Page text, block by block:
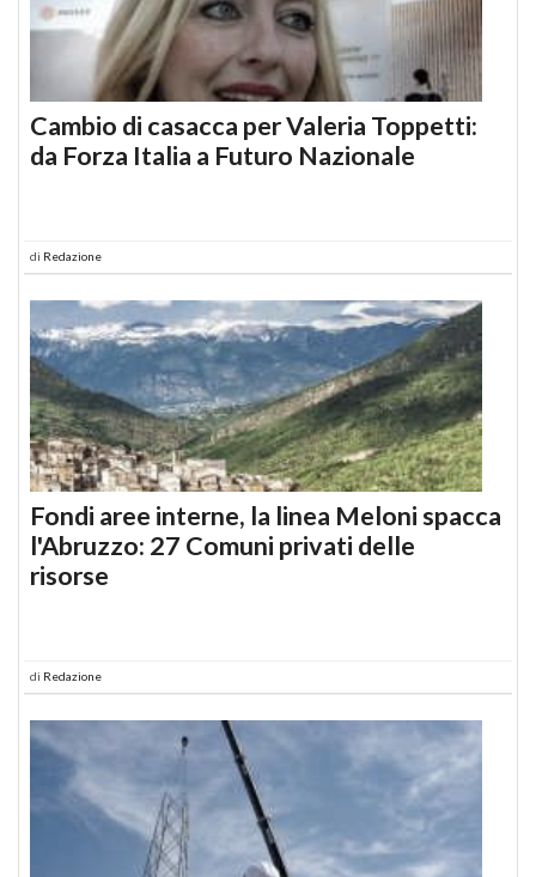
Cambio di casacca per Valeria Toppetti:
da Forza Italia a Futuro Nazionale
di Redazione
Fondi aree interne, la linea Meloni spacca
l'Abruzzo: 27 Comuni privati delle
risorse
di Redazione